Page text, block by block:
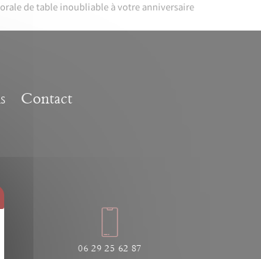
de table inoubliable à votre anniversaire
Contact
06 29 25 62 87